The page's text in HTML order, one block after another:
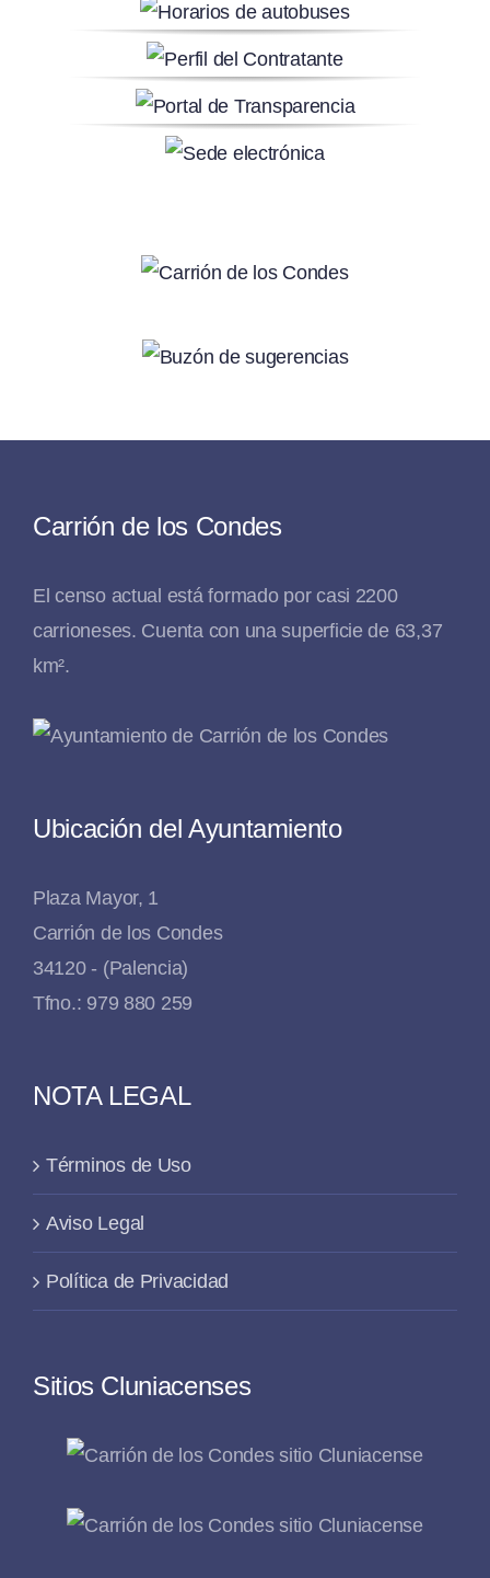
Carrión de los Condes
El censo actual está formado por casi 2200
carrioneses. Cuenta con una superficie de 63,37
km².
Ubicación del Ayuntamiento
Plaza Mayor, 1
Carrión de los Condes
34120 - (Palencia)
Tfno.: 979 880 259
NOTA LEGAL
Términos de Uso
Aviso Legal
Política de Privacidad
Sitios Cluniacenses